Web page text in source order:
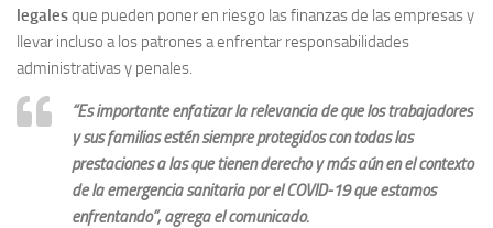
legalesque pueden poner en riesgo las finanzas de las empresas y
llevar incluso a los patrones a enfrentar responsabilidades
administrativas y penales.
“Es importante enfatizar la relevancia de que los trabajadores
y sus familias estén siempre protegidos con todas las
prestaciones a las que tienen derecho y más aún en el contexto
de la emergencia sanitaria por el COVID-19 que estamos
enfrentando”, agrega el comunicado.